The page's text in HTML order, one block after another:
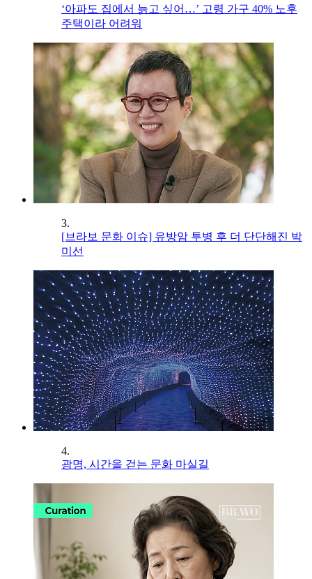
‘아파도 집에서 늙고 싶어…’ 고령 가구 40% 노후
주택이라 어려워
3.
[브라보 문화 이슈] 유방암 투병 후 더 단단해진 박
미선
4.
광명, 시간을 걷는 문화 마실길